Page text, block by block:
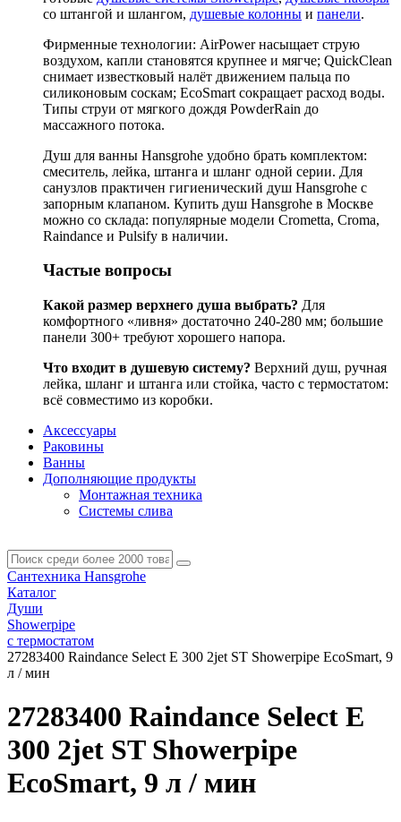
со штангой и шлангом, душевые колонны и панели.
Фирменные технологии: AirPower насыщает струю
воздухом, капли становятся крупнее и мягче; QuickClean
снимает известковый налёт движением пальца по
силиконовым соскам; EcoSmart сокращает расход воды.
Типы струи от мягкого дождя PowderRain до
массажного потока.
Душ для ванны Hansgrohe удобно брать комплектом:
смеситель, лейка, штанга и шланг одной серии. Для
санузлов практичен гигиенический душ Hansgrohe с
запорным клапаном. Купить душ Hansgrohe в Москве
можно со склада: популярные модели Crometta, Croma,
Raindance и Pulsify в наличии.
Частые вопросы
Какой размер верхнего душа выбрать? Для
комфортного «ливня» достаточно 240-280 мм; большие
панели 300+ требуют хорошего напора.
Что входит в душевую систему? Верхний душ, ручная
лейка, шланг и штанга или стойка, часто с термостатом:
всё совместимо из коробки.
Аксессуары
Раковины
Ванны
Дополняющие продукты
Монтажная техника
Системы слива
Сантехника Hansgrohe
Каталог
Души
Showerpipe
с термостатом
27283400 Raindance Select E 300 2jet ST Showerpipe EcoSmart, 9
л / мин
27283400 Raindance Select E
300 2jet ST Showerpipe
EcoSmart, 9 л / мин